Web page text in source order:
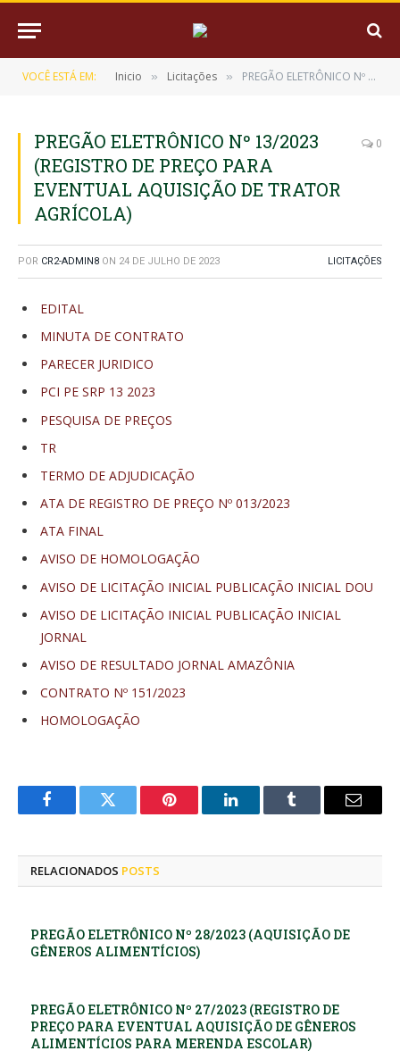
VOCÊ ESTÁ EM: Inicio » Licitações » PREGÃO ELETRÔNICO Nº 13/2023 (REGISTRO DE PREÇO PARA EVENTUAL AQUISIÇÃO DE TRATOR AGRÍCOLA)
PREGÃO ELETRÔNICO Nº 13/2023
(REGISTRO DE PREÇO PARA
EVENTUAL AQUISIÇÃO DE TRATOR
AGRÍCOLA)
0
POR CR2-ADMIN8 ON 24 DE JULHO DE 2023 LICITAÇÕES
EDITAL
MINUTA DE CONTRATO
PARECER JURIDICO
PCI PE SRP 13 2023
PESQUISA DE PREÇOS
TR
TERMO DE ADJUDICAÇÃO
ATA DE REGISTRO DE PREÇO Nº 013/2023
ATA FINAL
AVISO DE HOMOLOGAÇÃO
AVISO DE LICITAÇÃO INICIAL PUBLICAÇÃO INICIAL DOU
AVISO DE LICITAÇÃO INICIAL PUBLICAÇÃO INICIAL
JORNAL
AVISO DE RESULTADO JORNAL AMAZÔNIA
CONTRATO Nº 151/2023
HOMOLOGAÇÃO
FacebookTwitter Pinterest LinkedInTumblr
E-
RELACIONADOS POSTS
PREGÃO ELETRÔNICO Nº 28/2023 (AQUISIÇÃO DE
GÊNEROS ALIMENTÍCIOS)
PREGÃO ELETRÔNICO Nº 27/2023 (REGISTRO DE
PREÇO PARA EVENTUAL AQUISIÇÃO DE GÊNEROS
ALIMENTÍCIOS PARA MERENDA ESCOLAR)